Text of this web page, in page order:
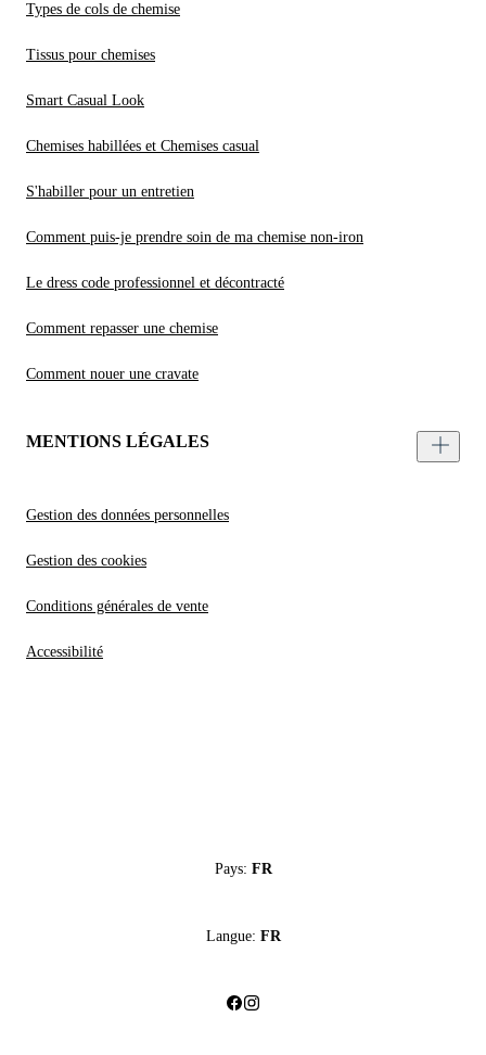
Types de cols de chemise
Tissus pour chemises
Smart Casual Look
Chemises habillées et Chemises casual
S'habiller pour un entretien
Comment puis-je prendre soin de ma chemise non-iron
Le dress code professionnel et décontracté
Comment repasser une chemise
Comment nouer une cravate
MENTIONS LÉGALES
Gestion des données personnelles
Gestion des cookies
Conditions générales de vente
Accessibilité
Pays: FR
Langue: FR